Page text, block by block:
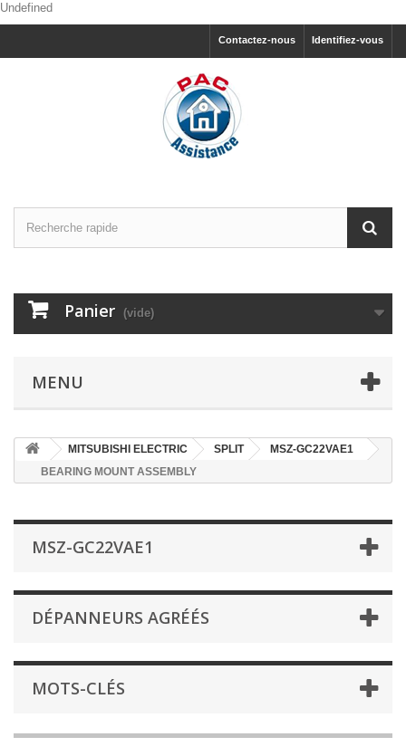
Undefined
Identifiez-vous
Contactez-nous
Panier (vide)
MENU
MITSUBISHI ELECTRIC SPLIT
MSZ-GC22VAE1
BEARING MOUNT ASSEMBLY
MSZ-GC22VAE1
DÉPANNEURS AGRÉÉS
MOTS-CLÉS